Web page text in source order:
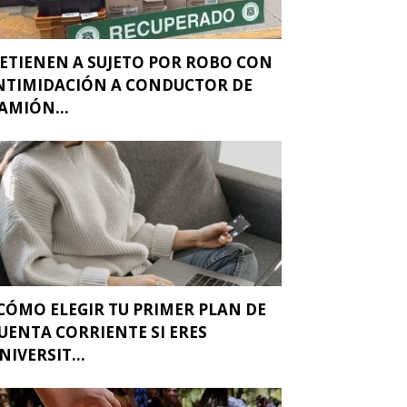
A SUJETO POR ROBO CON
A CONDUCTOR DE
ELEGIR TU PRIMER PLAN DE
CORRIENTE SI ERES